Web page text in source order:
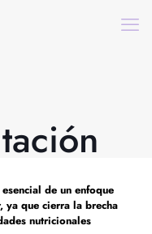
de un enfoque
que cierra la brecha
nutricionales